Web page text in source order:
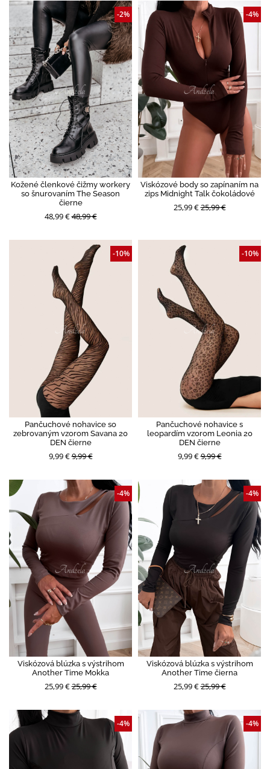
Kožené členkové čižmy workery
so šnurovaním The Season
čierne
48,99 €48,99 €
-2%
Viskózové body so zapínaním na
zips Midnight Talk čokoládové
25,99 €25,99 €
-4%
Pančuchové nohavice so
zebrovaným vzorom Savana 20
DEN čierne
9,99 €9,99 €
-10%
Pančuchové nohavice s
leopardím vzorom Leonia 20
DEN čierne
9,99 €9,99 €
-10%
Viskózová blúzka s výstrihom
Another Time Mokka
25,99 €25,99 €
-4%
Viskózová blúzka s výstrihom
Another Time čierna
25,99 €25,99 €
-4%
-4% -4%